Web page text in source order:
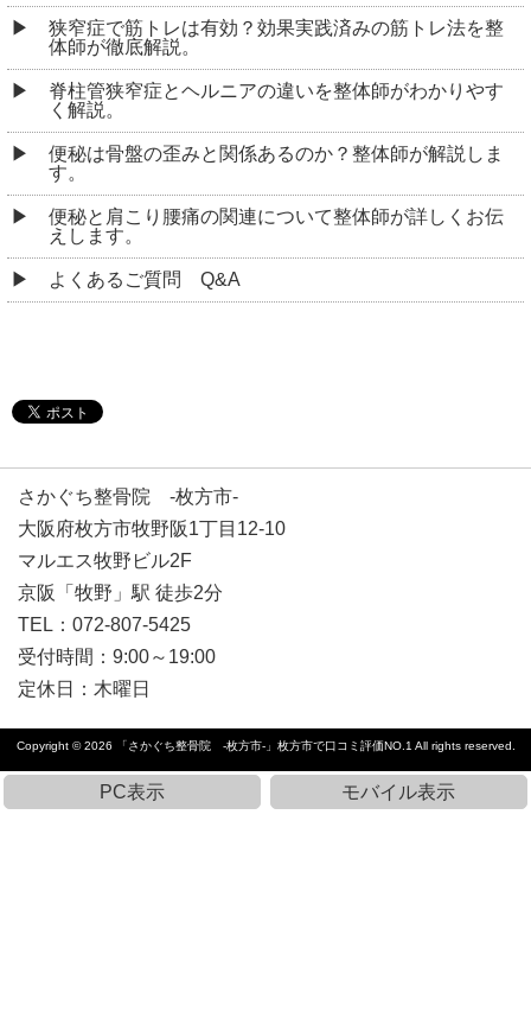
狭窄症で筋トレは有効？効果実践済みの筋トレ法を整
体師が徹底解説。
脊柱管狭窄症とヘルニアの違いを整体師がわかりやす
く解説。
便秘は骨盤の歪みと関係あるのか？整体師が解説しま
す。
便秘と肩こり腰痛の関連について整体師が詳しくお伝
えします。
よくあるご質問 Q&A
さかぐち整骨院 -枚方市-
大阪府枚方市牧野阪1丁目12-10
マルエス牧野ビル2F
京阪「牧野」駅 徒歩2分
TEL：072-807-5425
受付時間：9:00～19:00
定休日： 木曜日
Copyright © 2026 「さかぐち整骨院 -枚方市-」枚方市で口コミ評価NO.1 All rights reserved.
PC表示 モバイル表示